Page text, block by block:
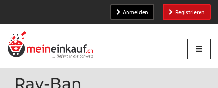
Anmelden Registrieren
Ray-Ban